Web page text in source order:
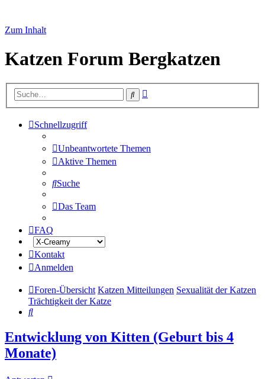
Zum Inhalt
Katzen Forum Bergkatzen
Suche
Schnellzugriff
Unbeantwortete Themen
Aktive Themen
Suche
Das Team
FAQ
Kontakt
Anmelden
Foren-Übersicht Katzen Mitteilungen Sexualität der Katzen
Trächtigkeit der Katze
Suche
Entwicklung von Kitten (Geburt bis 4
Monate)